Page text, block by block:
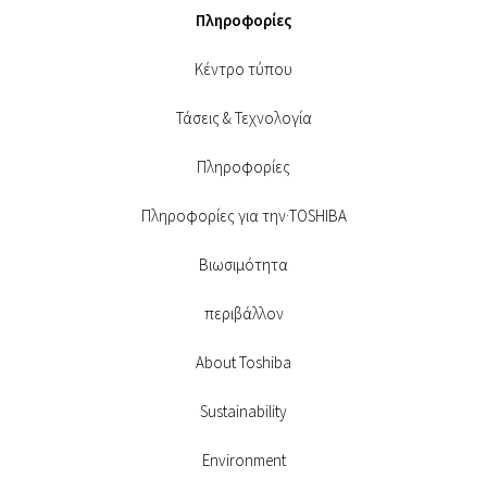
Πληροφορίες
Κέντρο τύπου
Τάσεις & Τεχνολογία
Πληροφορίες
Πληροφορίες για την·TOSHIBA
Βιωσιμότητα
περιβάλλον
About Toshiba
Sustainability
Environment